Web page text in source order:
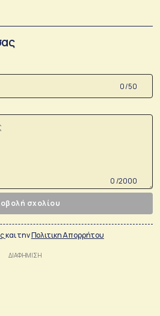
0 /50
0 /2000
σχολίου
και τηνΠολιτικη Απορρήτου